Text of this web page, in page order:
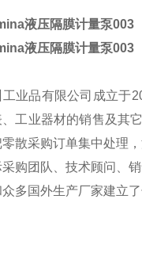
液压隔膜计量泵003
液压隔膜计量泵003
业品有限公司成立于
工业器材的销售及其
散采购订单集中处理
购团队、技术顾问、
多国外生产厂家建立了